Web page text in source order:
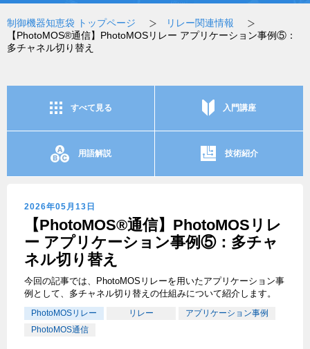
制御機器知恵袋 トップページ
リレー関連情報
【PhotoMOS®通信】PhotoMOSリレー アプリケーション事例⑤：
多チャネル切り替え
すべて見る 入門講座
用語解説 技術紹介
2026年05月13日
【PhotoMOS®通信】PhotoMOSリレ
ー アプリケーション事例⑤：多チャ
ネル切り替え
今回の記事では、PhotoMOSリレーを用いたアプリケーション事
例として、多チャネル切り替えの仕組みについて紹介します。
PhotoMOSリレー リレー
アプリケーション事例
PhotoMOS通信